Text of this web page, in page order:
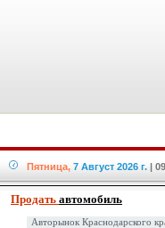
Пятница, 7 Август 2026 г. |
Продать автомобиль
Авторынок Краснодарского